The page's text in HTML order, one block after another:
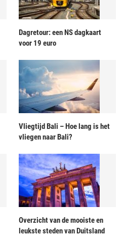
Dagretour: een NS dagkaart
voor 19 euro
Vliegtijd Bali – Hoe lang is het
vliegen naar Bali?
Overzicht van de mooiste en
leukste steden van Duitsland